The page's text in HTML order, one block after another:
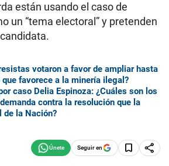
están usando el caso de
un “tema electoral” y pretenden
votaron a favor de ampliar hasta
favorece a la minería ilegal?
caso Delia Espinoza: ¿Cuáles son los
contra la resolución que la
de la Nación?
Seguir en